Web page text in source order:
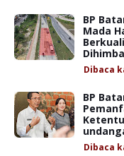
BP
Mada
Dibaca
BP
Dibaca